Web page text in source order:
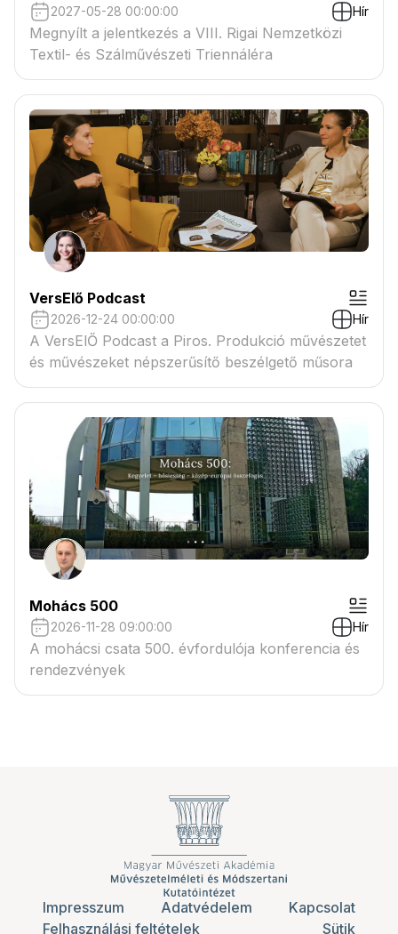
2027-05-28 00:00:00 Hír
Megnyílt a jelentkezés a VIII. Rigai Nemzetközi
Textil- és Szálművészeti Triennáléra
VersElő Podcast
2026-12-24 00:00:00 Hír
A VersElŐ Podcast a Piros. Produkció művészetet
és művészeket népszerűsítő beszélgető műsora
Mohács 500
2026-11-28 09:00:00 Hír
A mohácsi csata 500. évfordulója konferencia és
rendezvények
Impresszum Adatvédelem
Kapcsolat
Felhasználási feltételek
Sütik